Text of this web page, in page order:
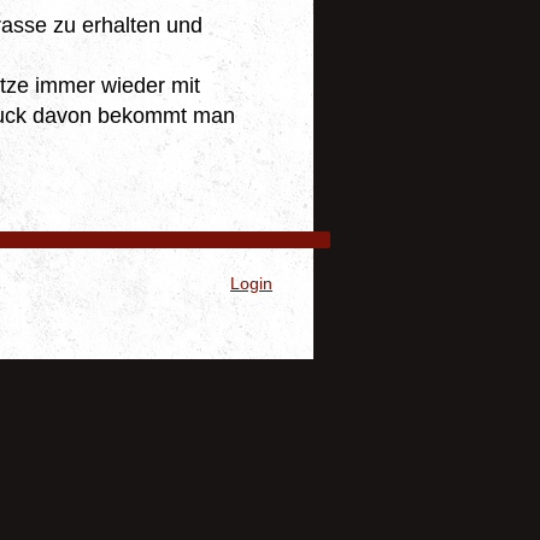
zu erhalten und
immer wieder mit
davon bekommt man
Login